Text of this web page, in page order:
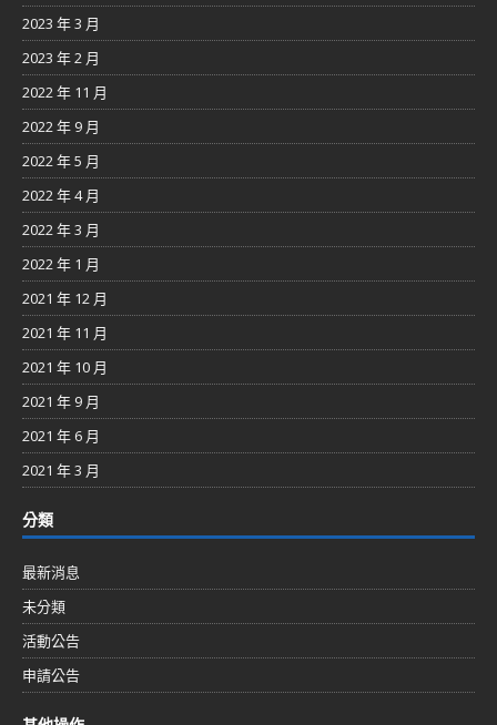
2023 年 3 月
2023 年 2 月
2022 年 11 月
2022 年 9 月
2022 年 5 月
2022 年 4 月
2022 年 3 月
2022 年 1 月
2021 年 12 月
2021 年 11 月
2021 年 10 月
2021 年 9 月
2021 年 6 月
2021 年 3 月
分類
最新消息
未分類
活動公告
申請公告